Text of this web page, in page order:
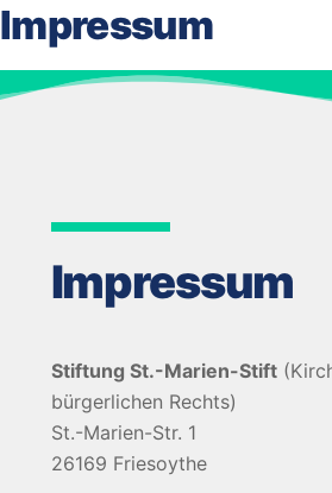
Impressum
Impressum
Stiftung St.-Marien-Stift
bürgerlichen Rechts)
St.-Marien-Str. 1
26169 Friesoythe